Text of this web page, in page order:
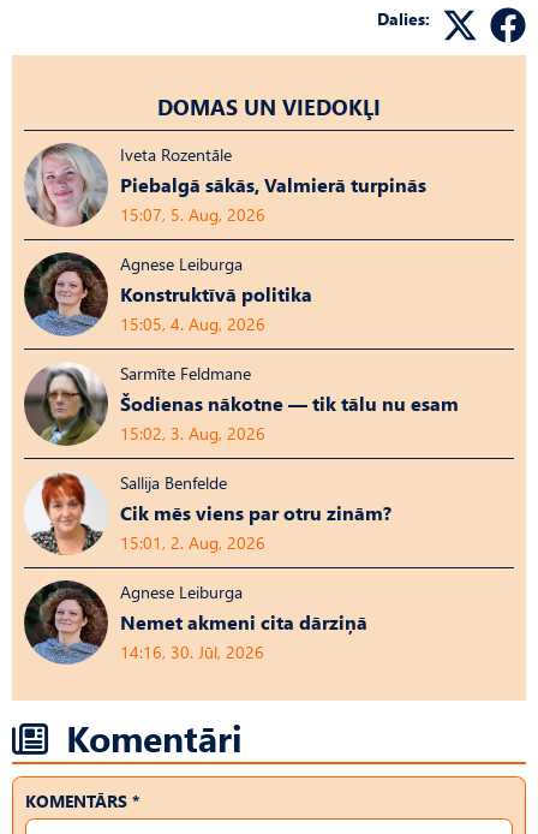
Dalies:
DOMAS UN VIEDOKĻI
Iveta Rozentāle
Piebalgā sākās, Valmierā turpinās
15:07, 5. Aug, 2026
Agnese Leiburga
Konstruktīvā politika
15:05, 4. Aug, 2026
Sarmīte Feldmane
Šodienas nākotne — tik tālu nu esam
15:02, 3. Aug, 2026
Sallija Benfelde
Cik mēs viens par otru zinām?
15:01, 2. Aug, 2026
Agnese Leiburga
Nemet akmeni cita dārziņā
14:16, 30. Jūl, 2026
Komentāri
KOMENTĀRS *